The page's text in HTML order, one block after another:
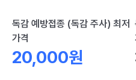
독감 예방접종 (독감 주사) 최저
가격
20,000원